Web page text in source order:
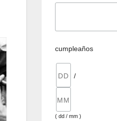
cumpleaños
/
( dd / mm )